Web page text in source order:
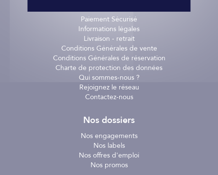
- Dimensions : 130 x 75 x 21 mm
Paiement Sécurisé
Informations légales
Livraison - retrait
Conditions Générales de vente
Conditions Générales de réservation
Charte de protection des données
Qui sommes-nous ?
Rejoignez le réseau
Contactez-nous
Nos dossiers
Nos engagements
Nos labels
Nos offres d'emploi
Nos promos